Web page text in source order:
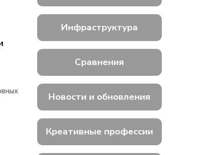
Инфраструктура
Сравнения
Новости и обновления
Креативные профессии